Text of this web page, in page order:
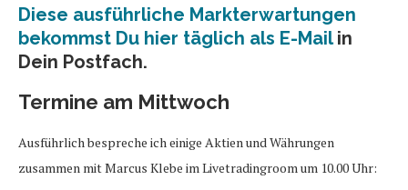
Diese ausführliche Markterwartungen
bekommst Du hier täglich als E-Mailin
Dein Postfach.
Termine am Mittwoch
Ausführlich bespreche ich einige Aktien und Währungen
zusammen mit Marcus Klebe im Livetradingroom um 10.00 Uhr: